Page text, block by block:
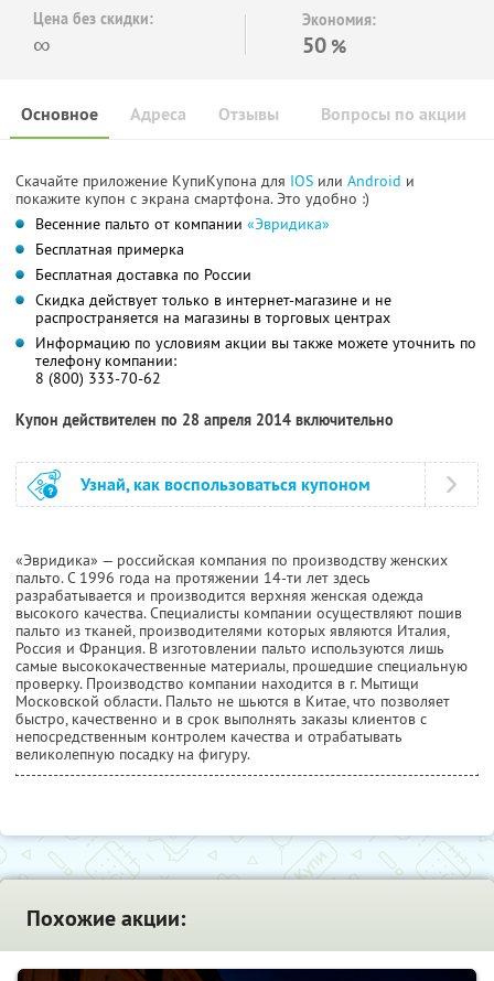
Цена без скидки:
∞
Экономия:
50 %
Основное Отзывы Вопросы по акции
Адреса
Скачайте приложение КупиКупона для IOS или Android и
покажите купон с экрана смартфона. Это удобно :)
Весенние пальто от компании «Эвридика»
Бесплатная примерка
Бесплатная доставка по России
Скидка действует только в интернет-магазине и не
распространяется на магазины в торговых центрах
Информацию по условиям акции вы также можете уточнить по
телефону компании:
8 (800) 333-70-62
Купон действителен по 28 апреля 2014 включительно
Узнай, как воспользоваться купоном
«Эвридика» — российская компания по производству женских
пальто. С 1996 года на протяжении 14-ти лет здесь
разрабатывается и производится верхняя женская одежда
высокого качества. Специалисты компании осуществляют пошив
пальто из тканей, производителями которых являются Италия,
Россия и Франция. В изготовлении пальто используются лишь
самые высококачественные материалы, прошедшие специальную
проверку. Производство компании находится в г. Мытищи
Московской области. Пальто не шьются в Китае, что позволяет
быстро, качественно и в срок выполнять заказы клиентов с
непосредственным контролем качества и отрабатывать
великолепную посадку на фигуру.
Похожие акции: